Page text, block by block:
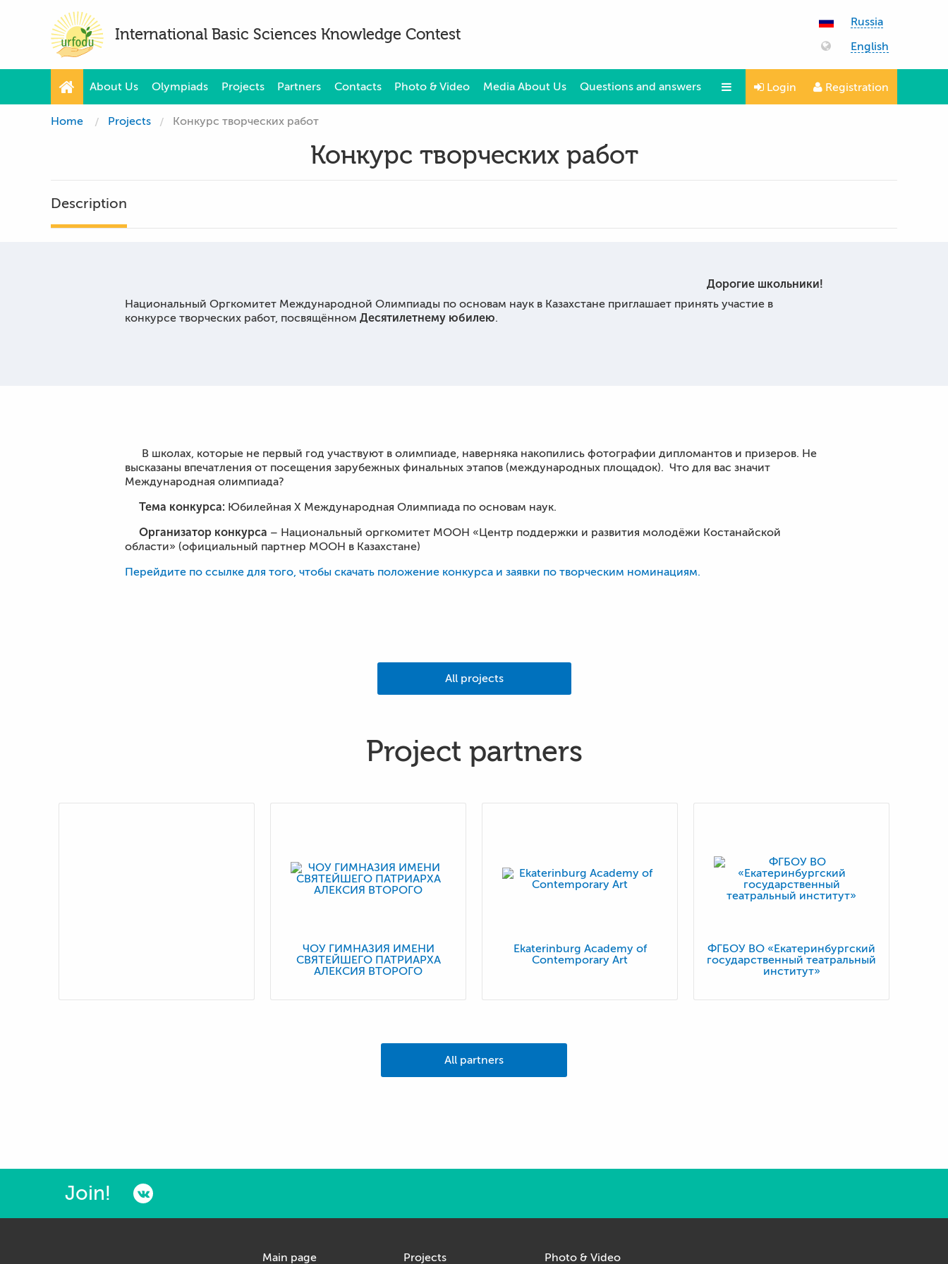
International Basic Sciences Knowledge Contest
Russia
English
About Us Olympiads Projects Partners Contacts Photo & Video Media About Us Questions and answers Login Registration
Home Projects Конкурс творческих работ
Конкурс творческих работ
Description
Дорогие школьники!
Национальный Оргкомитет Международной Олимпиады по основам наук в Казахстане приглашает принять участие в
конкурсе творческих работ, посвящённом Десятилетнему юбилею.
В школах, которые не первый год участвуют в олимпиаде, наверняка накопились фотографии дипломантов и призеров. Не
высказаны впечатления от посещения зарубежных финальных этапов (международных площадок). Что для вас значит
Международная олимпиада?
Тема конкурса: Юбилейная X Международная Олимпиада по основам наук.
Организатор конкурса – Национальный оргкомитет МООН «Центр поддержки и развития молодёжи Костанайской
области» (официальный партнер МООН в Казахстане)
Перейдите по ссылке для того, чтобы скачать положение конкурса и заявки по творческим номинациям.
All projects
Project partners
ЧОУ ГИМНАЗИЯ ИМЕНИ
СВЯТЕЙШЕГО ПАТРИАРХА
АЛЕКСИЯ ВТОРОГО
Ekaterinburg Academy of
Contemporary Art
ФГБОУ ВО «Екатеринбургский
государственный театральный
институт»
All partners
Join!
Main page Projects Photo & Video